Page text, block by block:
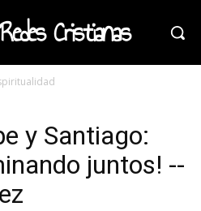
Redes Cristianas
y Santiago:
juntos! --